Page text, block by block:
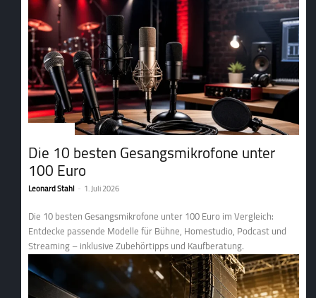
Die 10 besten Gesangsmikrofone unter
100 Euro
Leonard Stahl - 1. Juli 2026
Die 10 besten Gesangsmikrofone unter 100 Euro im Vergleich:
Entdecke passende Modelle für Bühne, Homestudio, Podcast und
Streaming – inklusive Zubehörtipps und Kaufberatung.